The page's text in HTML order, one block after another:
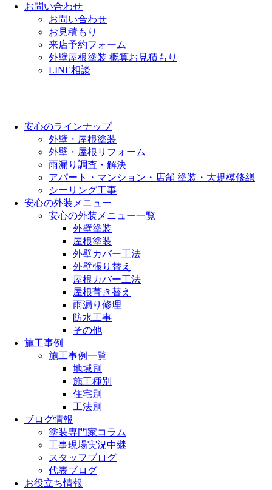
お問い合わせ
お問い合わせ
お見積もり
来店予約フォーム
外壁屋根塗装 概算お見積もり
LINE相談
安心のラインナップ
外壁・屋根塗装
外壁・屋根リフォーム
雨漏り調査・解決
アパート・マンション・店舗 塗装・大規模修繕
シーリング工事
安心の外装メニュー
安心の外装メニュー一覧
外壁塗装
屋根塗装
外壁カバー工法
外壁張り替え
屋根カバー工法
屋根葺き替え
雨漏り修理
防水工事
その他
施工事例
施工事例一覧
地域別
施工種別
住宅別
工法別
ブログ情報
塗装専門家コラム
工事現場実況中継
スタッフブログ
代表ブログ
お役立ち情報